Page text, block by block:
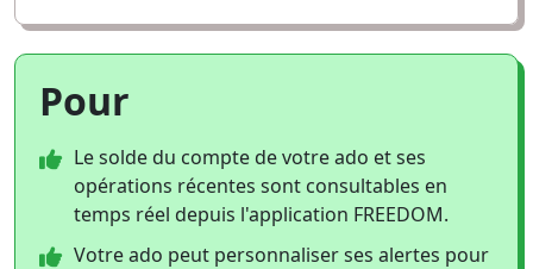
Pour
Le solde du compte de votre ado et ses
opérations récentes sont consultables en
temps réel depuis l'application FREEDOM.
Votre ado peut personnaliser ses alertes pour